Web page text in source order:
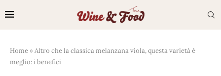
Home »Altro che la classica melanzana viola, questa varietà è
meglio: i benefici